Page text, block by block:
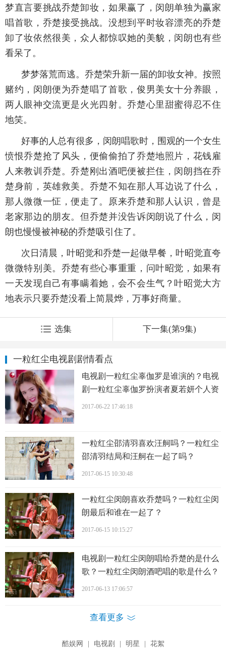
梦直言要挑战乔楚卸妆，如果赢了，闵朗单独为赢家
唱首歌，乔楚接受挑战。没想到平时妆容漂亮的乔楚
卸了妆依然很美，众人都惊叹她的美貌，闵朗也有些
看呆了。
梦梦落荒而逃。乔楚荣升新一届的卸妆女神。按照
赌约，闵朗便为乔楚唱了首歌，俊男美女十分养眼，
两人眼神交流更是火光四射。乔楚心里甜蜜得忍不住
地笑。
好事的人总有很多，闵朗唱歌时，围观的一个女生
愤恨乔楚抢了风头，便偷偷拍了乔楚地照片，花钱雇
人来教训乔楚。乔楚刚出酒吧便被拦住，闵朗挡在乔
楚身前，英雄救美。乔楚不知在那人耳边说了什么，
那人微微一怔，便走了。原来乔楚和那人认识，曾是
老家那边的朋友。但乔楚并没告诉闵朗说了什么，闵
朗也慢慢被神秘的乔楚吸引住了。
次日清晨，叶昭觉和乔楚一起做早餐，叶昭觉直夸
微微特别美。乔楚有些心事重重，问叶昭觉，如果有
一天发现自己有事瞒着她，会不会生气？叶昭觉大方
地表示只要乔楚没看上简晨烨，万事好商量。
选集 下一集(第9集)
一粒红尘电视剧剧情看点
电视剧一粒红尘辜伽罗是谁演的？电视
剧一粒红尘辜伽罗扮演者夏若妍个人资
料、写真、生活照欣赏
2017-06-22 17:46:18
一粒红尘邵清羽喜欢汪舸吗？一粒红尘
邵清羽结局和汪舸在一起了吗？
2017-06-15 10:30:48
一粒红尘闵朗喜欢乔楚吗？一粒红尘闵
朗最后和谁在一起了？
2017-06-15 10:15:27
电视剧一粒红尘闵朗唱给乔楚的是什么
歌？一粒红尘闵朗酒吧唱的歌是什么？
一粒红尘乔楚新换的手机铃声是什么？
2017-06-13 17:06:57
查看更多
酷娱网 电视剧 明星 花絮